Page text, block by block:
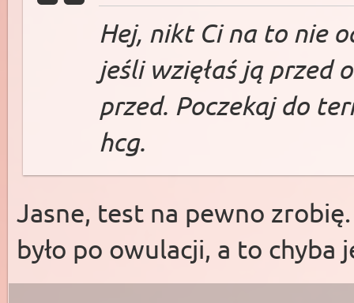
Hej, nikt Ci na to nie
jeśli wzięłaś ją przed
przed. Poczekaj do
hcg.
Jasne, test na pewno
było po owulacji, a to chyba